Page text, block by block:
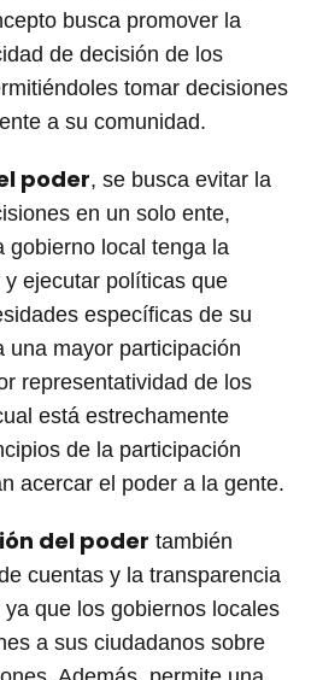
busca promover la
de decisión de los
tomar decisiones
a su comunidad.
poder, se busca evitar la
en un solo ente,
gobierno local tenga la
ejecutar políticas que
específicas de su
una mayor participación
representatividad de los
está estrechamente
de la participación
acercar el poder a la gente.
del poder también
cuentas y la transparencia
que los gobiernos locales
a sus ciudadanos sobre